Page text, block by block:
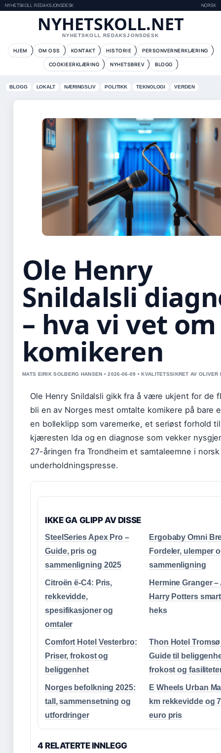
NYHETSKOLL REDAKSJONSDESK NORSK
NYHETSKOLL.NET
NYHETSKOLL REDAKSJONSDESK
HJEM OM OSS KONTAKT HISTORIE
PERSONVERNERKLÆRING
COOKIEERKLÆRING
NYHETSBREV BLOGG
BLOGG LOKALT NÆRINGSLIV POLITIKK TEKNOLOGI VERDEN
Ole Henry
Snildalsli
– hva vi vet om
komikeren
MATS EIRIK SOLBERG HANSEN • 2026-06-09 • KVALITETSSIKRET AV OLIVER
Ole Henry Snildalsli gikk fra å være ukjent for de
bli en av Norges mest omtalte komikere på bare
en bolleklipp som varemerke, et seriøst forhold til
kjæresten Ida og en diagnose som vekker
27-åringen fra Trondheim et samtaleemne i norsk
underholdningspresse.
IKKE GA GLIPP AV DISSE
SteelSeries Apex Pro –
Guide, pris og
sammenligning 2025
Ergobaby Omni
Fordeler, ulemper
sammenligning
Citroën ë-C4: Pris,
rekkevidde,
spesifikasjoner og
omtaler
Hermine Granger –
Harry Potters
heks
Comfort Hotel Vesterbro:
Priser, frokost og
beliggenhet
Thon Hotel Tromsø
Guide til
frokost og
Norges befolkning 2025:
tall, sammensetning og
utfordringer
E Wheels Urban
km rekkevidde og
euro pris
4 RELATERTE INNLEGG